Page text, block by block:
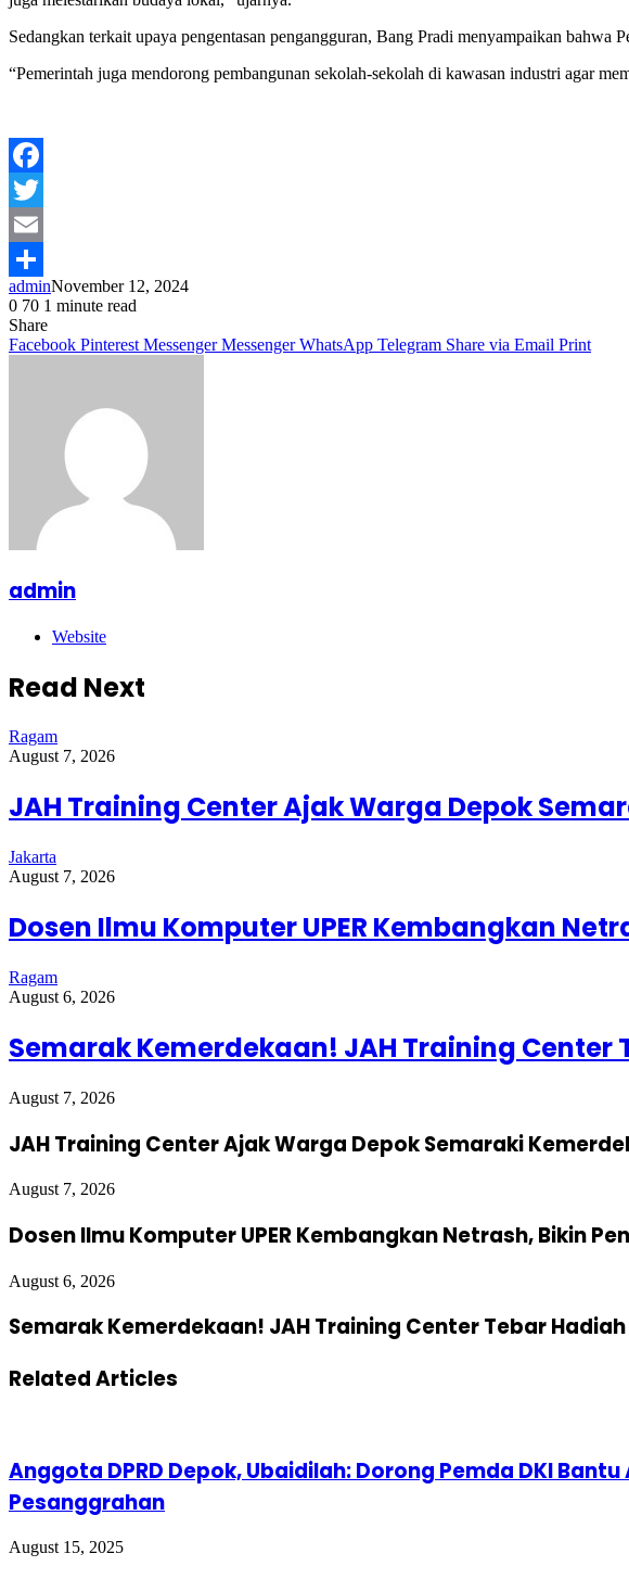
Sedangkan terkait upaya pengentasan pengangguran, Bang Pradi menyampaikan
“Pemerintah juga mendorong pembangunan sekolah-sekolah di kawasan industri agar
Facebook
Twitter
Email
Share
adminNovember 12, 2024
0 70 1 minute read
Share
Facebook Pinterest Messenger Messenger WhatsApp Telegram Share via Email Print
admin
Website
Read Next
Ragam
August 7, 2026
JAH Training Center Ajak Warga Depok
Jakarta
August 7, 2026
Dosen Ilmu Komputer UPER Kembangkan
Ragam
August 6, 2026
Semarak Kemerdekaan! JAH Training Center
August 7, 2026
JAH Training Center Ajak Warga Depok Semaraki
August 7, 2026
Dosen Ilmu Komputer UPER Kembangkan Netrash, Bikin
August 6, 2026
Semarak Kemerdekaan! JAH Training Center Tebar
Related Articles
Anggota DPRD Depok, Ubaidilah: Dorong Pemda DKI
Pesanggrahan
August 15, 2025